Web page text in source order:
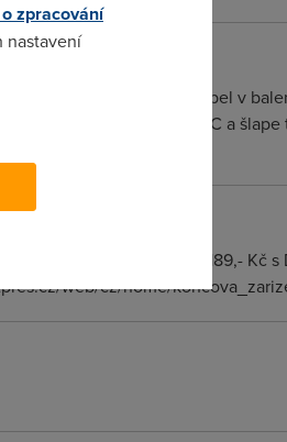
tam 4 PC (ethernetový kabel v
PPPoA. Mám na tom 2 PC a šlape
pro malé firmy Cena: 1189,- Kč s
web/cz/home/
zpracování
nastavení